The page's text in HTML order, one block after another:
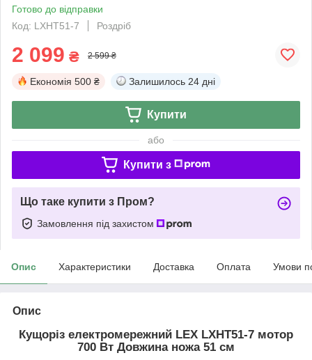
Готово до відправки
Код: LXHT51-7
Роздріб
2 099 ₴ 2 599 ₴
Економія 500 ₴ Залишилось 24 дні
Купити
або
Купити з
Що таке купити з Пром?
Замовлення під захистом
Опис Характеристики Доставка Оплата Умови
Опис
Кущоріз електромережний LEX LXHT51-7 мотор
700 Вт Довжина ножа 51 см